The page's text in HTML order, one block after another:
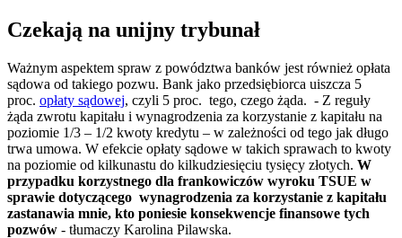
Czekają na unijny trybunał
Ważnym aspektem spraw z powództwa banków jest również opłata
sądowa od takiego pozwu. Bank jako przedsiębiorca uiszcza 5
proc. opłaty sądowej, czyli 5 proc. tego, czego żąda. - Z reguły
żąda zwrotu kapitału i wynagrodzenia za korzystanie z kapitału na
poziomie 1/3 – 1/2 kwoty kredytu – w zależności od tego jak długo
trwa umowa. W efekcie opłaty sądowe w takich sprawach to kwoty
na poziomie od kilkunastu do kilkudziesięciu tysięcy złotych. W
przypadku korzystnego dla frankowiczów wyroku TSUE w
sprawie dotyczącego wynagrodzenia za korzystanie z kapitału
zastanawia mnie, kto poniesie konsekwencje finansowe tych
pozwów - tłumaczy Karolina Pilawska.